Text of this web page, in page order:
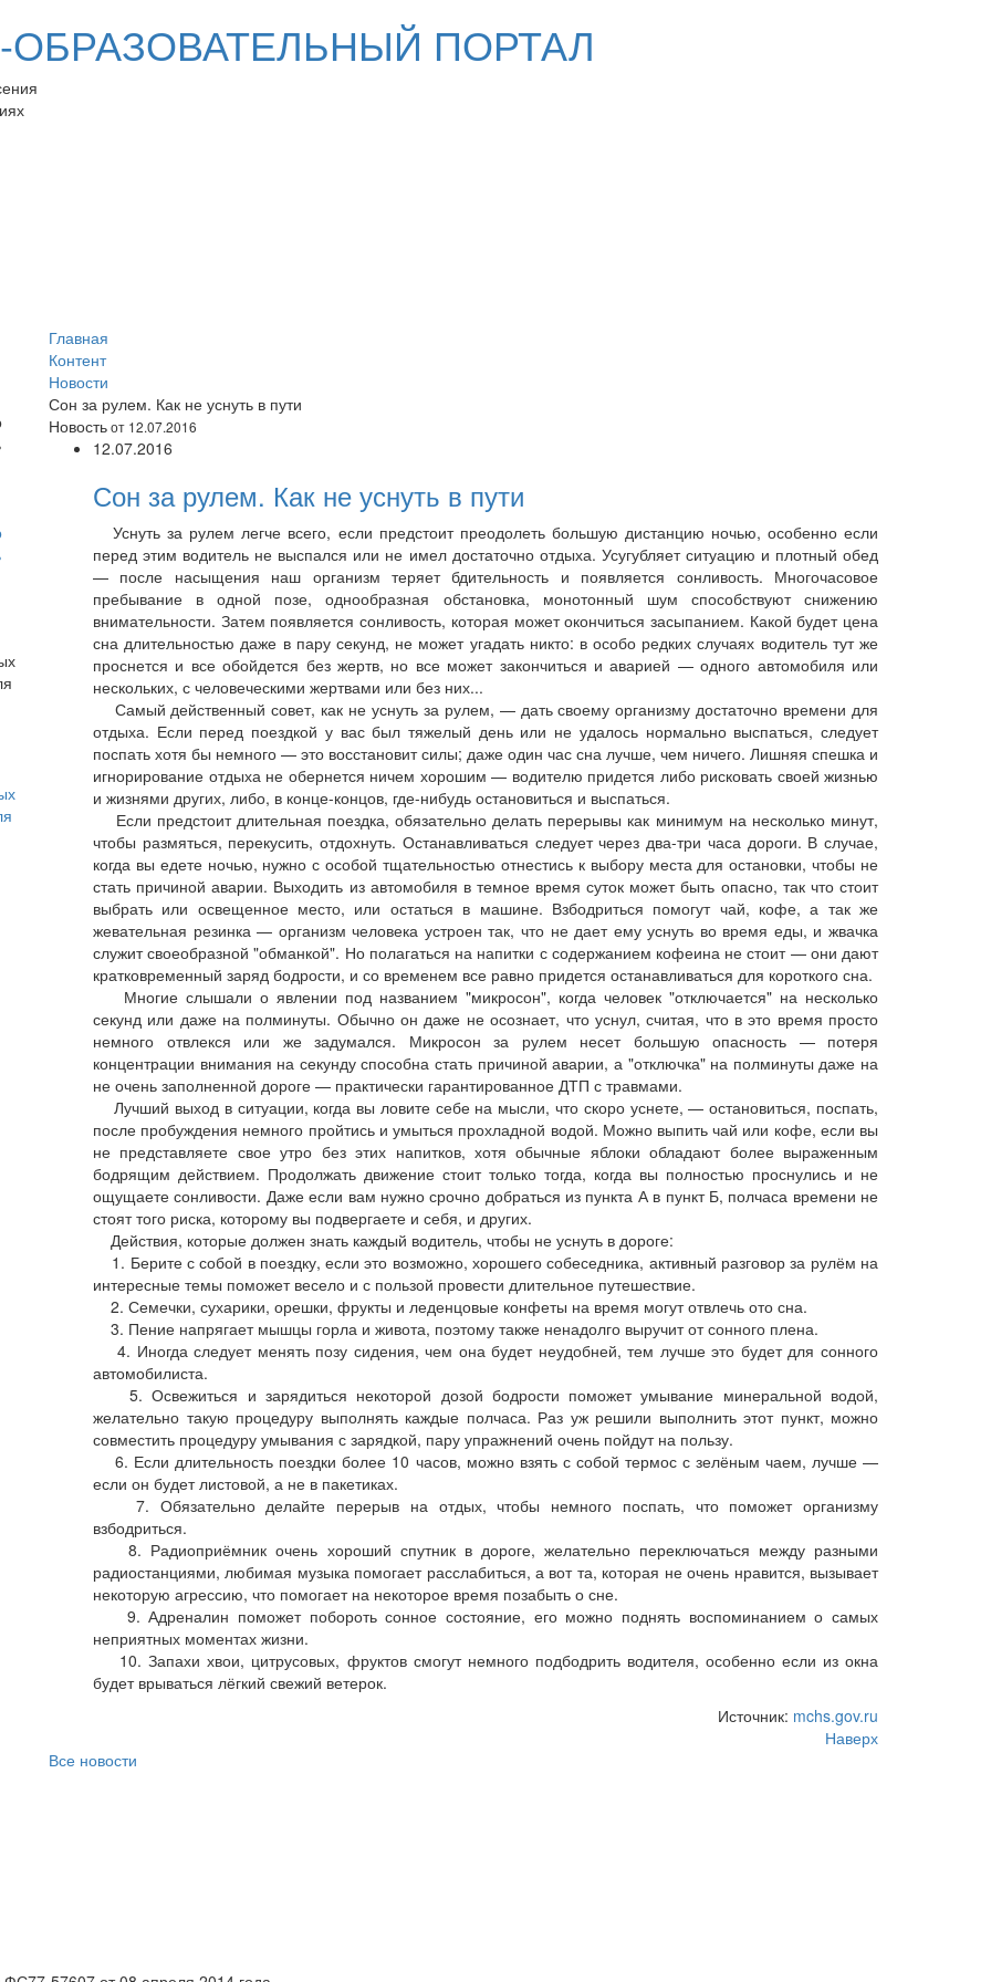
ПОРТАЛ
Главная
Контент
Новости
Сон за рулем. Как не уснуть в пути
Новостьот 12.07.2016
12.07.2016
Сон за рулем. Как не уснуть в пути
Уснуть за рулем легче всего, если предстоит преодолеть большую дистанцию ночью, особенно если
перед этим водитель не выспался или не имел достаточно отдыха. Усугубляет ситуацию и плотный обед
— после насыщения наш организм теряет бдительность и появляется сонливость. Многочасовое
пребывание в одной позе, однообразная обстановка, монотонный шум способствуют снижению
внимательности. Затем появляется сонливость, которая может окончиться засыпанием. Какой будет цена
сна длительностью даже в пару секунд, не может угадать никто: в особо редких случаях водитель тут же
проснется и все обойдется без жертв, но все может закончиться и аварией — одного автомобиля или
нескольких, с человеческими жертвами или без них...
Самый действенный совет, как не уснуть за рулем, — дать своему организму достаточно времени для
отдыха. Если перед поездкой у вас был тяжелый день или не удалось нормально выспаться, следует
поспать хотя бы немного — это восстановит силы; даже один час сна лучше, чем ничего. Лишняя спешка и
игнорирование отдыха не обернется ничем хорошим — водителю придется либо рисковать своей жизнью
и жизнями других, либо, в конце-концов, где-нибудь остановиться и выспаться.
Если предстоит длительная поездка, обязательно делать перерывы как минимум на несколько минут,
чтобы размяться, перекусить, отдохнуть. Останавливаться следует через два-три часа дороги. В случае,
когда вы едете ночью, нужно с особой тщательностью отнестись к выбору места для остановки, чтобы не
стать причиной аварии. Выходить из автомобиля в темное время суток может быть опасно, так что стоит
выбрать или освещенное место, или остаться в машине. Взбодриться помогут чай, кофе, а так же
жевательная резинка — организм человека устроен так, что не дает ему уснуть во время еды, и жвачка
служит своеобразной "обманкой". Но полагаться на напитки с содержанием кофеина не стоит — они дают
кратковременный заряд бодрости, и со временем все равно придется останавливаться для короткого сна.
Многие слышали о явлении под названием "микросон", когда человек "отключается" на несколько
секунд или даже на полминуты. Обычно он даже не осознает, что уснул, считая, что в это время просто
немного отвлекся или же задумался. Микросон за рулем несет большую опасность — потеря
концентрации внимания на секунду способна стать причиной аварии, а "отключка" на полминуты даже на
не очень заполненной дороге — практически гарантированное ДТП с травмами.
Лучший выход в ситуации, когда вы ловите себе на мысли, что скоро уснете, — остановиться, поспать,
после пробуждения немного пройтись и умыться прохладной водой. Можно выпить чай или кофе, если вы
не представляете свое утро без этих напитков, хотя обычные яблоки обладают более выраженным
бодрящим действием. Продолжать движение стоит только тогда, когда вы полностью проснулись и не
ощущаете сонливости. Даже если вам нужно срочно добраться из пункта А в пункт Б, полчаса времени не
стоят того риска, которому вы подвергаете и себя, и других.
Действия, которые должен знать каждый водитель, чтобы не уснуть в дороге:
1. Берите с собой в поездку, если это возможно, хорошего собеседника, активный разговор за рулём на
интересные темы поможет весело и с пользой провести длительное путешествие.
2. Семечки, сухарики, орешки, фрукты и леденцовые конфеты на время могут отвлечь ото сна.
3. Пение напрягает мышцы горла и живота, поэтому также ненадолго выручит от сонного плена.
4. Иногда следует менять позу сидения, чем она будет неудобней, тем лучше это будет для сонного
автомобилиста.
5. Освежиться и зарядиться некоторой дозой бодрости поможет умывание минеральной водой,
желательно такую процедуру выполнять каждые полчаса. Раз уж решили выполнить этот пункт, можно
совместить процедуру умывания с зарядкой, пару упражнений очень пойдут на пользу.
6. Если длительность поездки более 10 часов, можно взять с собой термос с зелёным чаем, лучше —
если он будет листовой, а не в пакетиках.
7. Обязательно делайте перерыв на отдых, чтобы немного поспать, что поможет организму
взбодриться.
8. Радиоприёмник очень хороший спутник в дороге, желательно переключаться между разными
радиостанциями, любимая музыка помогает расслабиться, а вот та, которая не очень нравится, вызывает
некоторую агрессию, что помогает на некоторое время позабыть о сне.
9. Адреналин поможет побороть сонное состояние, его можно поднять воспоминанием о самых
неприятных моментах жизни.
10. Запахи хвои, цитрусовых, фруктов смогут немного подбодрить водителя, особенно если из окна
будет врываться лёгкий свежий ветерок.
Источник: mchs.gov.ru
Наверх
Все новости